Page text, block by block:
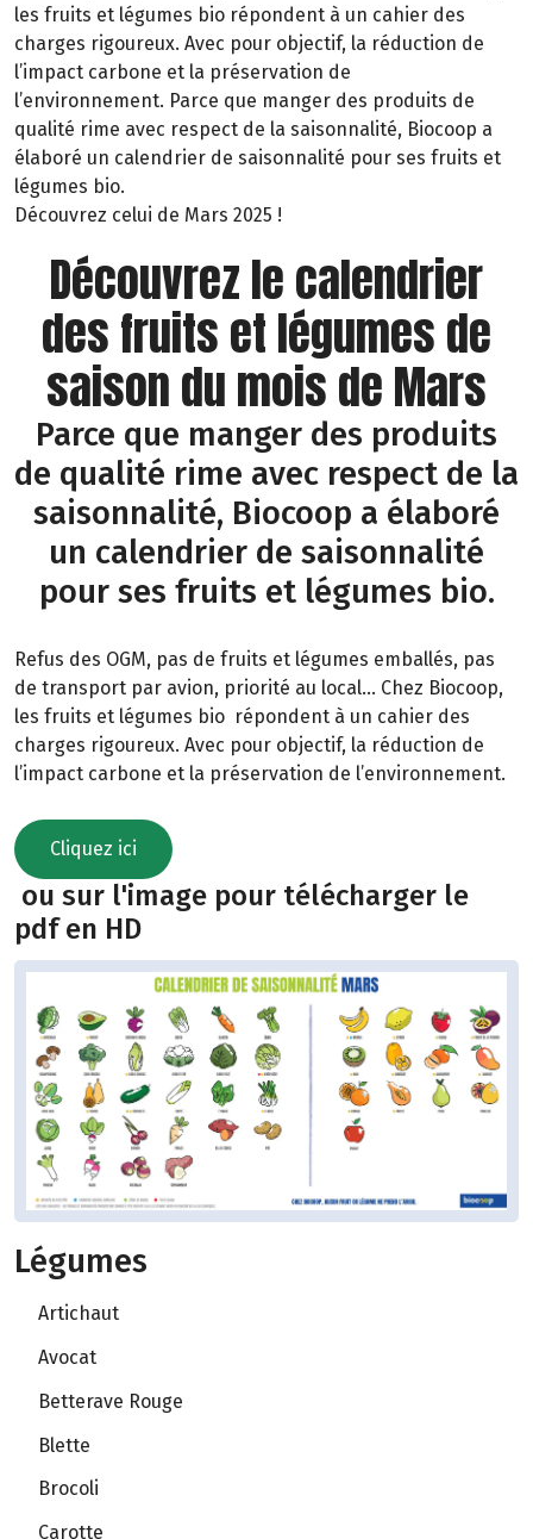
les fruits et légumes bio répondent à un cahier des
charges rigoureux. Avec pour objectif, la réduction de
l’impact carbone et la préservation de
l’environnement. Parce que manger des produits de
qualité rime avec respect de la saisonnalité, Biocoop a
élaboré un calendrier de saisonnalité pour ses fruits et
légumes bio.
Découvrez celui de Mars 2025 !
Découvrez le calendrier
des fruits et légumes de
saison du mois de Mars
Parce que manger des produits
de qualité rime avec respect de la
saisonnalité, Biocoop a élaboré
un calendrier de saisonnalité
pour ses fruits et légumes bio.
Refus des OGM, pas de fruits et légumes emballés, pas
de transport par avion, priorité au local… Chez Biocoop,
les fruits et légumes bio répondent à un cahier des
charges rigoureux. Avec pour objectif, la réduction de
l’impact carbone et la préservation de l’environnement.
Cliquez ici
ou sur l'image pour télécharger le
pdf en HD
Légumes
Artichaut
Avocat
Betterave Rouge
Blette
Brocoli
Carotte